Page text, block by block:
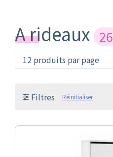
A rideaux 26
Filtres Réinitialiser